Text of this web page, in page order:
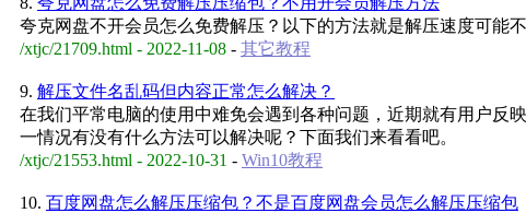
夸克网盘不开会员怎么免费解压？以下的方法就是解压速度可能
/xtjc/21709.html - 2022-11-08 - 其它教程
9. 解压文件名乱码但内容正常怎么解决？
在我们平常电脑的使用中难免会遇到各种问题，近期就有用户反
一情况有没有什么方法可以解决呢？下面我们来看看吧。
/xtjc/21553.html - 2022-10-31 - Win10教程
10. 百度网盘怎么解压压缩包？不是百度网盘会员怎么解压压缩包